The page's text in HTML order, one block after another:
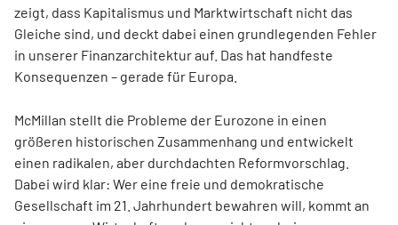
zeigt, dass Kapitalismus und Marktwirtschaft nicht das
Gleiche sind, und deckt dabei einen grundlegenden Fehler
in unserer Finanzarchitektur auf. Das hat handfeste
Konsequenzen – gerade für Europa.
McMillan stellt die Probleme der Eurozone in einen
größeren historischen Zusammenhang und entwickelt
einen radikalen, aber durchdachten Reformvorschlag.
Dabei wird klar: Wer eine freie und demokratische
Gesellschaft im 21. Jahrhundert bewahren will, kommt an